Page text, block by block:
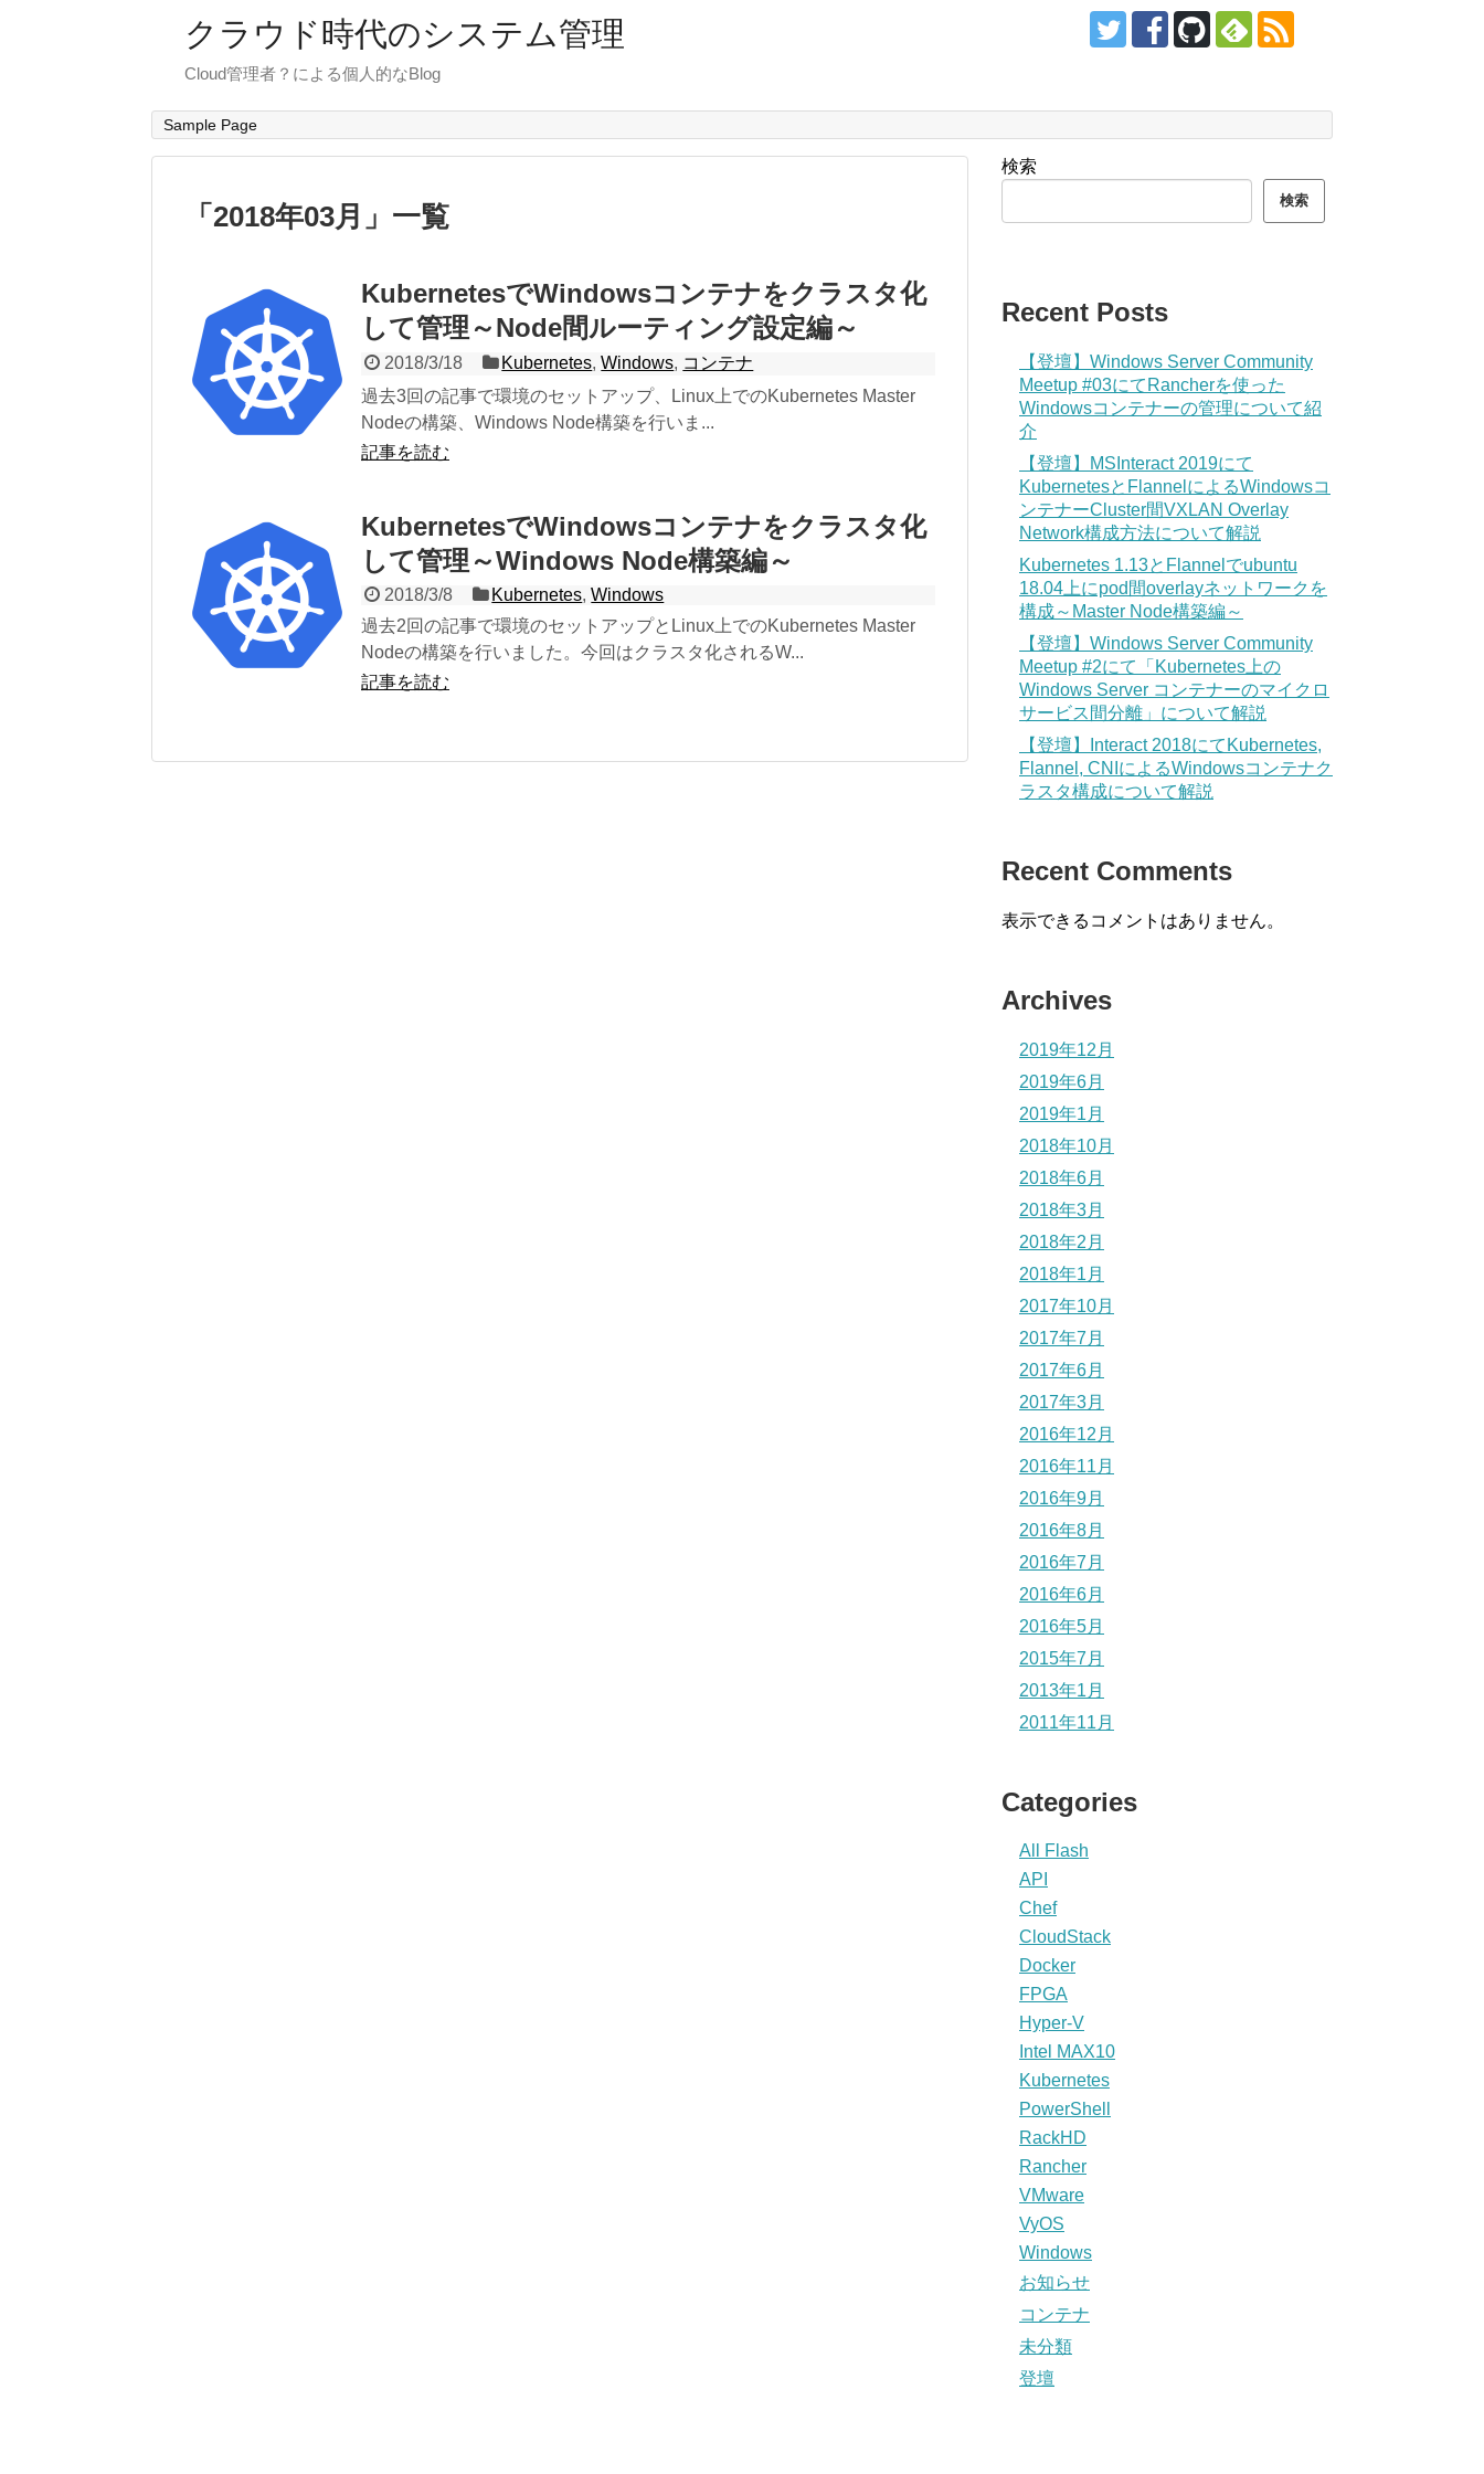
クラウド時代のシステム管理
Cloud管理者？による個人的なBlog
Sample Page
「 2018年03月 」 一覧
KubernetesでWindowsコンテナをクラスタ化
して管理～Node間ルーティング設定編～
2018/3/18 Kubernetes,Windows, コンテナ
過去3回の記事で環境のセットアップ、Linux上でのKubernetes Master
Nodeの構築、Windows Node構築を行いま...
記事を読む
KubernetesでWindowsコンテナをクラスタ化
して管理～Windows Node構築編～
2018/3/8 Kubernetes,Windows
過去2回の記事で環境のセットアップとLinux上でのKubernetes Master
Nodeの構築を行いました。今回はクラスタ化されるW...
記事を読む
検索
検索
Recent Posts
【登壇】Windows Server Community
Meetup #03にてRancherを使った
Windowsコンテナーの管理について紹
介
【登壇】MSInteract 2019にて
KubernetesとFlannelによるWindowsコ
ンテナーCluster間VXLAN Overlay
Network構成方法について解説
Kubernetes 1.13とFlannelでubuntu
18.04上にpod間overlayネットワークを
構成～Master Node構築編～
【登壇】Windows Server Community
Meetup #2にて「Kubernetes上の
Windows Server コンテナーのマイクロ
サービス間分離」について解説
【登壇】Interact 2018にてKubernetes,
Flannel, CNIによるWindowsコンテナク
ラスタ構成について解説
Recent Comments
表示できるコメントはありません。
Archives
2019年12月
2019年6月
2019年1月
2018年10月
2018年6月
2018年3月
2018年2月
2018年1月
2017年10月
2017年7月
2017年6月
2017年3月
2016年12月
2016年11月
2016年9月
2016年8月
2016年7月
2016年6月
2016年5月
2015年7月
2013年1月
2011年11月
Categories
All Flash
API
Chef
CloudStack
Docker
FPGA
Hyper-V
Intel MAX10
Kubernetes
PowerShell
RackHD
Rancher
VMware
VyOS
Windows
お知らせ
コンテナ
未分類
登壇